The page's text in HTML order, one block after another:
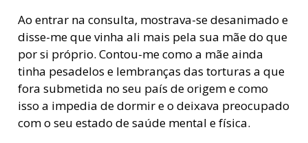
Ao entrar na consulta, mostrava-se desanimado e
disse-me que vinha ali mais pela sua mãe do que
por si próprio. Contou-me como a mãe ainda
tinha pesadelos e lembranças das torturas a que
fora submetida no seu país de origem e como
isso a impedia de dormir e o deixava preocupado
com o seu estado de saúde mental e física.